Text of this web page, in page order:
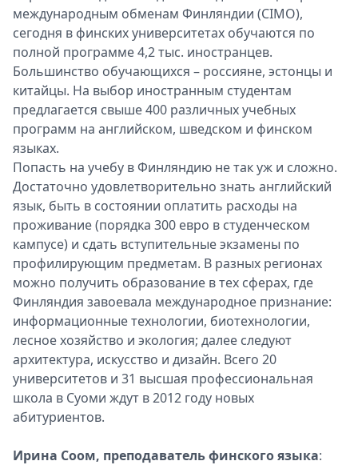
Пресс-
релизы
О
Metro
Стримы
Спецпроекты
Выборы
2026
Скачай
Metro
международным обменам Финляндии (CIMO),
сегодня в финских университетах обучаются по
полной программе 4,2 тыс. иностранцев.
Большинство обучающихся – россияне, эстонцы и
китайцы. На выбор иностранным студентам
предлагается свыше 400 различных учебных
программ на английском, шведском и финском
языках.
Попасть на учебу в Финляндию не так уж и сложно.
Достаточно удовлетворительно знать английский
язык, быть в состоянии оплатить расходы на
проживание (порядка 300 евро в студенческом
кампусе) и сдать вступительные экзамены по
профилирующим предметам. В разных регионах
можно получить образование в тех сферах, где
Финляндия завоевала международное признание:
информационные технологии, биотехнологии,
лесное хозяйство и экология; далее следуют
архитектура, искусство и дизайн. Всего 20
университетов и 31 высшая профессиональная
школа в Суоми ждут в 2012 году новых
абитуриентов.
Ирина Соом, преподаватель финского языка: